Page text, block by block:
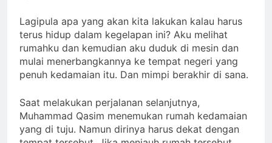
Lagipula apa yang akan kita lakukan kalau harus
terus hidup dalam kegelapan ini? Aku melihat
rumahku dan kemudian aku duduk di mesin dan
mulai menerbangkannya ke tempat negeri yang
penuh kedamaian itu. Dan mimpi berakhir di sana.
Saat melakukan perjalanan selanjutnya,
Muhammad Qasim menemukan rumah kedamaian
yang di tuju. Namun dirinya harus dekat dengan